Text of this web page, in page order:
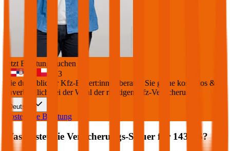
Jetzt Beratung buchen
+3
Die durchblicker Kfz-Expert:innen beraten Sie gerne kostenlos &
unverbindlich bei der Wahl der richtigen Kfz-Versicherung.
Deutsch
Kostenlose Beratung
Was kostet die Versicherungs-Steuer für 143 PS?